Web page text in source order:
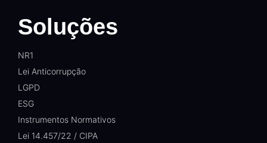
Soluções
NR1
Lei Anticorrupção
LGPD
ESG
Instrumentos Normativos
Lei 14.457/22 / CIPA